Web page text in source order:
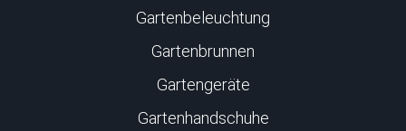
Gartenbeleuchtung
Gartenbrunnen
Gartengeräte
Gartenhandschuhe